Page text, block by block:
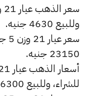
وللبيع 4630 جنيه.
23150 جنيه.
للشراء، وللبيع 46300 جنيه.